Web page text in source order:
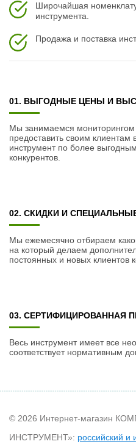
Широчайшая
инструмента.
Продажа и поставка
01. ВЫГОДНЫЕ ЦЕНЫ И
Мы занимаемся мониторингом
предоставить своим клиентам
инструмент по более
конкурентов.
02. СКИДКИ И
Мы ежемесячно отбираем
на который делаем
постоянных и новых клиентов
03. СЕРТИФИЦИРОВАННАЯ
Весь инструмент имеет все
соответствует нормативным
© 2026 Интернет-магазин
ИНСТРУМЕНТ»: российский и